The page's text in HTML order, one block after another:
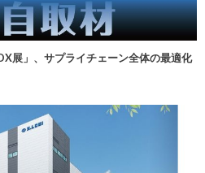
展」、サプライチェーン全体の最適化